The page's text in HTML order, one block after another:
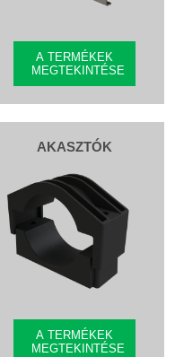
A TERMÉKEK
MEGTEKINTÉSE
AKASZTÓK
A TERMÉKEK
MEGTEKINTÉSE